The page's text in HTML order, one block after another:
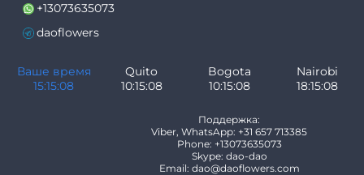
+13073635073
daoflowers
Ваше время
15:15:08
Quito
10:15:08
Bogota
10:15:08
Nairobi
18:15:08
Поддержка:
Viber, WhatsApp: +31 657 713385
Phone: +13073635073
Skype: dao-dao
Email: dao@daoflowers.com